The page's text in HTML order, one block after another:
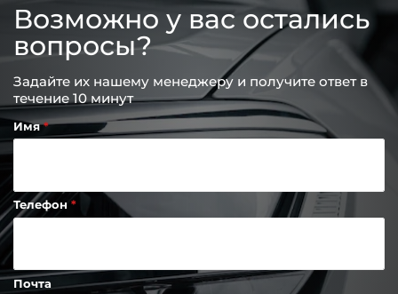
Возможно у вас остались
вопросы?
Задайте их нашему менеджеру и получите ответ в
течение 10 минут
Имя
Телефон
Почта